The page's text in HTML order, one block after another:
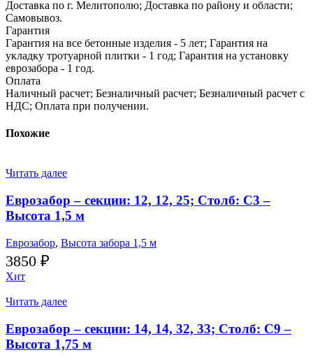
Доставка по г. Мелитополю; Доставка по району и области;
Самовывоз.
Гарантия
Гарантия на все бетонные изделия - 5 лет; Гарантия на
укладку тротуарной плитки - 1 год; Гарантия на установку
еврозабора - 1 год.
Оплата
Наличный расчет; Безналичный расчет; Безналичный расчет с
НДС; Оплата при получении.
Похожие
Читать далее
Еврозабор – секции: 12, 12, 25; Столб: С3 –
Высота 1,5 м
Еврозабор, Высота забора 1,5 м
3850 ₽
Хит
Читать далее
Еврозабор – секции: 14, 14, 32, 33; Столб: С9 –
Высота 1,75 м